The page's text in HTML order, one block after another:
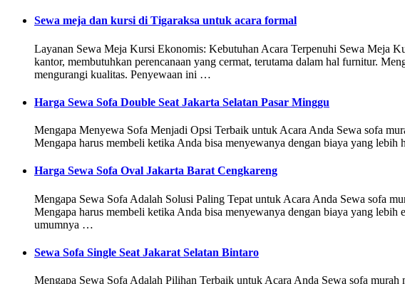
Sewa meja dan kursi di Tigaraksa untuk acara formal
Layanan Sewa Meja Kursi Ekonomis: Kebutuhan Acara Terpenuhi Sewa Meja
kantor, membutuhkan perencanaan yang cermat, terutama dalam hal furnitur.
mengurangi kualitas. Penyewaan ini …
Harga Sewa Sofa Double Seat Jakarta Selatan Pasar Minggu
Mengapa Menyewa Sofa Menjadi Opsi Terbaik untuk Acara Anda Sewa sofa
Mengapa harus membeli ketika Anda bisa menyewanya dengan biaya yang
Harga Sewa Sofa Oval Jakarta Barat Cengkareng
Mengapa Sewa Sofa Adalah Solusi Paling Tepat untuk Acara Anda Sewa sofa
Mengapa harus membeli ketika Anda bisa menyewanya dengan biaya yang
umumnya …
Sewa Sofa Single Seat Jakarat Selatan Bintaro
Mengapa Sewa Sofa Adalah Pilihan Terbaik untuk Acara Anda Sewa sofa murah